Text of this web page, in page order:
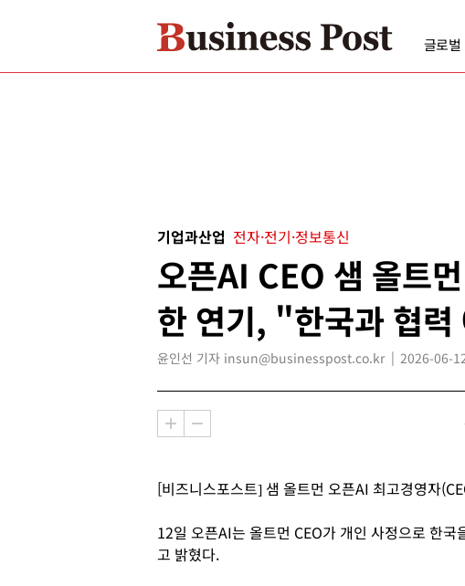
글로벌
기업과산업 전자·전기·정보통신
오픈AI CEO 샘 올트
한 연기, "한국과 협
윤인선 기자 insun@businesspost.co.kr 2026-06-
[비즈니스포스트] 샘 올트먼 오픈AI 최고경영자
12일 오픈AI는 올트먼 CEO가 개인 사정으로 한
고 밝혔다.